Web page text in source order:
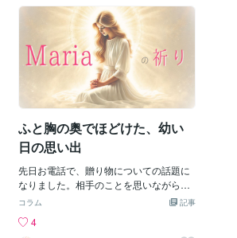
ませんか？
依頼主様にてご負担頂きました） 合計：
36,000円＋送料
ふと胸の奥でほどけた、幼い
日の思い出
先日お電話で、贈り物についての話題に
なりました。相手のことを思いながら一
生懸命に選ぼうとしているお話を聴いて
口をついて出ました。「贈り物の本質
記事
コラム
4